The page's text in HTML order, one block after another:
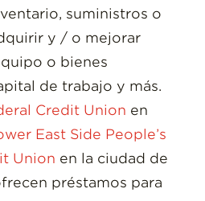
suministros o
y / o mejorar
o bienes
de trabajo y más.
Credit Union en
East Side People’s
Union en la ciudad de
préstamos para